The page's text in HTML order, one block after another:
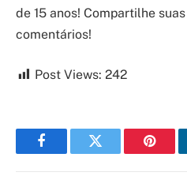
de 15 anos! Compartilhe
comentários!
Post Views: 242
FacebookTwitter